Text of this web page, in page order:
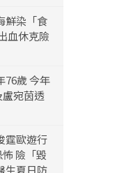
鮮染「食
血休克險
76歲 今年
宛茵透
霆歐遊行
險「毀
生夏日防